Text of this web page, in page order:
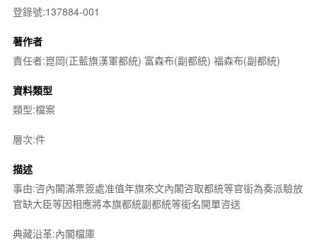
登錄號:137884-001
著作者
責任者:崑岡(正藍旗漢軍都統) 富森布(副都統) 福森布(副都統)
資料類型
類型:檔案
層次:件
描述
事由:咨內閣滿票簽處准值年旗來文內閣咨取都統等官銜為奏派驗放
官缺大臣等因相應將本旗都統副都統等銜名開單咨送
典藏沿革:內閣檔庫